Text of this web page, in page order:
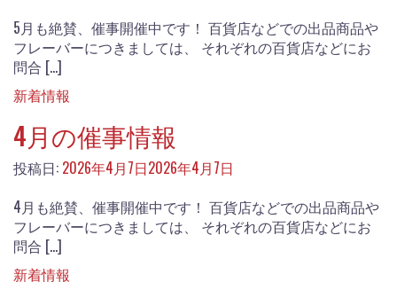
5月も絶賛、催事開催中です！ 百貨店などでの出品商品や
フレーバーにつきましては、 それぞれの百貨店などにお
問合 […]
新着情報
4月の催事情報
投稿日: 2026年4月7日2026年4月7日
4月も絶賛、催事開催中です！ 百貨店などでの出品商品や
フレーバーにつきましては、 それぞれの百貨店などにお
問合 […]
新着情報